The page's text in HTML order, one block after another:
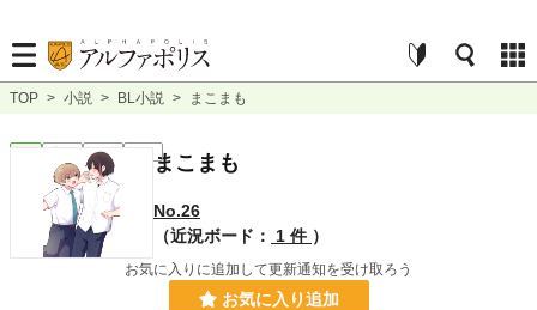
TOP > 小説 > BL小説 > まこまも
長編 まこまも
No.26
（近況ボード：
1 件 ）
お気に入りに追加して更新通知を受け取ろう
お気に入り追加